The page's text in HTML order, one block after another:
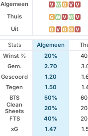
Algemeen
V W G V V
Thuis
G W V W V
Uit
G V G G V
Stats Algemeen
Winst %
20%
Gem.
2.70
Gescoord
1.20
Tegen
1.50
BTS
50%
Clean
Sheets
20%
FTS
40%
xG
1.47